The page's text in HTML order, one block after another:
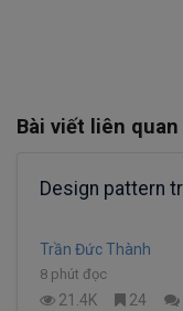
Bài viết liên quan
Design pattern
Trần Đức Thành
8 phút đọc
21.4K 24